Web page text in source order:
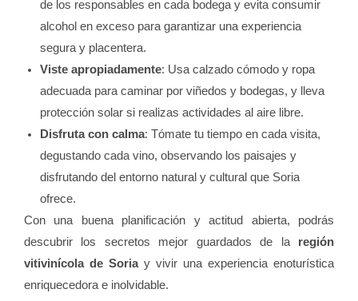
de los responsables en cada bodega y evita consumir
alcohol en exceso para garantizar una experiencia
segura y placentera.
Viste apropiadamente: Usa calzado cómodo y ropa
adecuada para caminar por viñedos y bodegas, y lleva
protección solar si realizas actividades al aire libre.
Disfruta con calma: Tómate tu tiempo en cada visita,
degustando cada vino, observando los paisajes y
disfrutando del entorno natural y cultural que Soria
ofrece.
Con una buena planificación y actitud abierta, podrás
descubrir los secretos mejor guardados de la región
vitivinícola de Soriay vivir una experiencia enoturística
enriquecedora e inolvidable.